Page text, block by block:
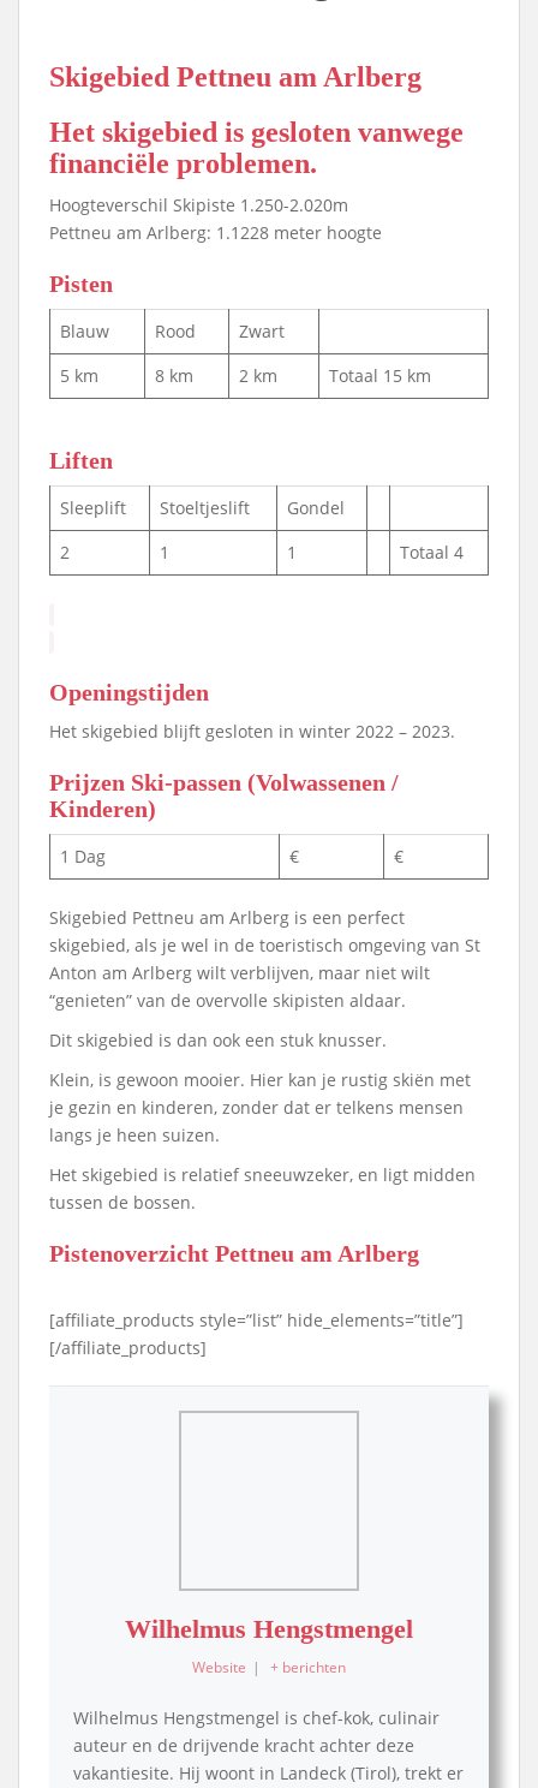
Skigebied Pettneu am Arlberg
Het skigebied is gesloten vanwege
financiële problemen.
Hoogteverschil Skipiste 1.250-2.020m
Pettneu am Arlberg: 1.1228 meter hoogte
Pisten
Blauw Rood
Zwart
5 km
8 km 2 km Totaal 15 km
Liften
Sleeplift Stoeltjeslift
Gondel
2
1 1 Totaal 4
Openingstijden
Het skigebied blijft gesloten in winter 2022 – 2023.
Prijzen Ski-passen (Volwassenen /
Kinderen)
1 Dag € €
Skigebied Pettneu am Arlberg is een perfect
skigebied, als je wel in de toeristisch omgeving van St
Anton am Arlberg wilt verblijven, maar niet wilt
“genieten” van de overvolle skipisten aldaar.
Dit skigebied is dan ook een stuk knusser.
Klein, is gewoon mooier. Hier kan je rustig skiën met
je gezin en kinderen, zonder dat er telkens mensen
langs je heen suizen.
Het skigebied is relatief sneeuwzeker, en ligt midden
tussen de bossen.
Pistenoverzicht Pettneu am Arlberg
[affiliate_products style=”list” hide_elements=”title”]
[/affiliate_products]
Wilhelmus Hengstmengel
Website | + berichten
Wilhelmus Hengstmengel is chef-kok, culinair
auteur en de drijvende kracht achter deze
vakantiesite. Hij woont in Landeck (Tirol), trekt er